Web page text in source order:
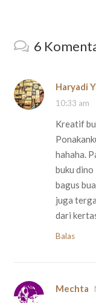
6
Haryadi
10:33 am
Kreatif
hahaha.
buku dino
bagus
juga
dari
Balas
Mechta